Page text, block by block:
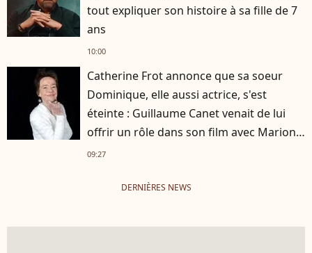
tout expliquer son histoire à sa fille de 7
ans
10:00
Catherine Frot annonce que sa soeur
Dominique, elle aussi actrice, s'est
éteinte : Guillaume Canet venait de lui
offrir un rôle dans son film avec Marion
Cotillard
09:27
DERNIÈRES NEWS